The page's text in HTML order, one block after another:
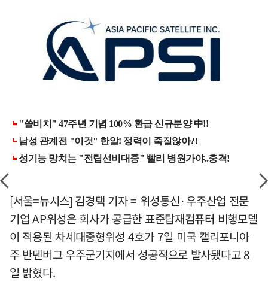
[서울=뉴시스] 김경택 기자 = 위성통신·우주산업 전문
기업 AP위성은 회사가 공급한 표준탑재컴퓨터 비행모델
이 적용된 차세대중형위성 4호가 7일 미국 캘리포니아
주 반덴버그 우주군기지에서 성공적으로 발사됐다고 8
일 밝혔다.